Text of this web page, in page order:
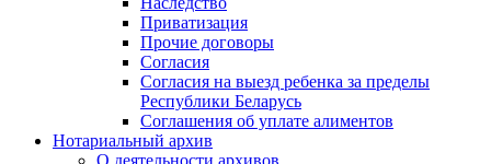
Приватизация
Прочие договоры
Согласия
Согласия на выезд ребенка за пределы
Республики Беларусь
Соглашения об уплате алиментов
Нотариальный архив
О деятельности архивов